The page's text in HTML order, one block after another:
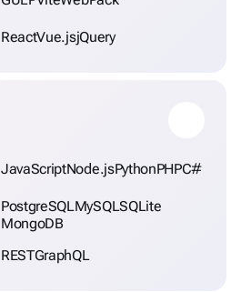
ReactVue.jsjQuery
JavaScriptNode.jsPythonPHPC#
PostgreSQLMySQLSQLite
MongoDB
RESTGraphQL